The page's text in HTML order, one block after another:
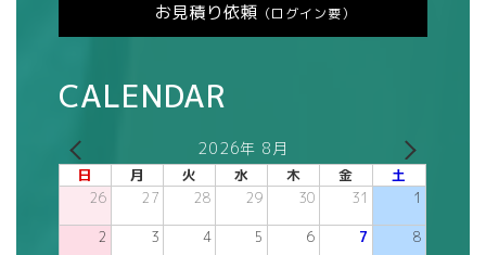
お見積り依頼 （ログイン要）
CALENDAR
2026年 8月
日 月 火 水 木 金 土
26 27 28 29 30 31 1
2 3 4 5 6 7 8